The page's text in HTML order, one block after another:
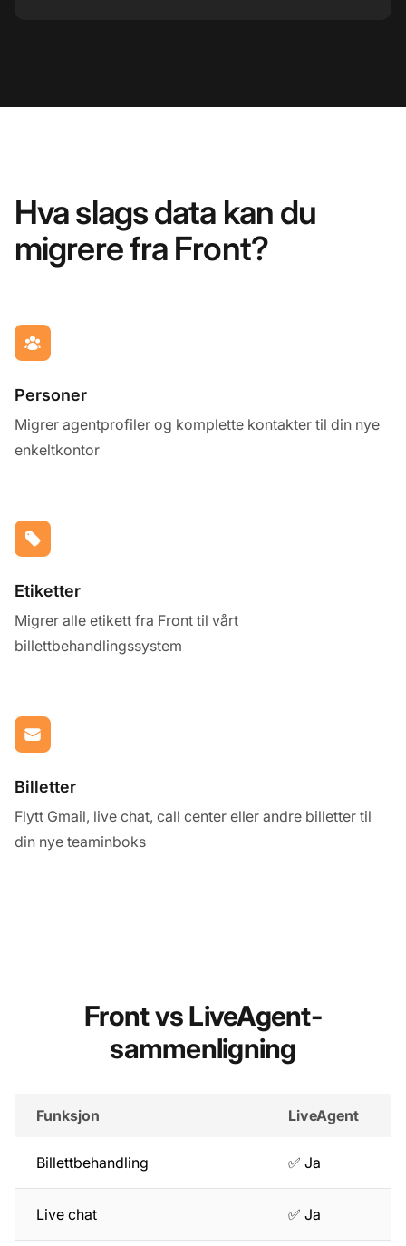
Hva slags data kan du
migrere fra Front?
Personer
Migrer agentprofiler og komplette kontakter til din nye
enkeltkontor
Etiketter
Migrer alle etikett fra Front til vårt
billettbehandlingssystem
Billetter
Flytt Gmail, live chat, call center eller andre billetter til
din nye teaminboks
Front vs LiveAgent-
sammenligning
Funksjon LiveAgent
Billettbehandling ✅ Ja
Live chat ✅ Ja